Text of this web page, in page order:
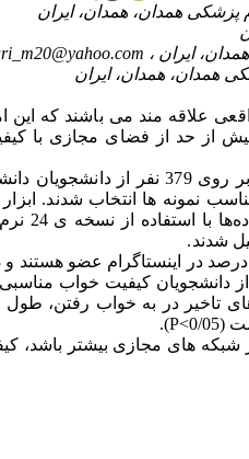
علاقه مند می باشند که این
بیش از حد از فضای مجازی با
این پژوهش یک مطالعه توصیفی- تحلیلی از نوع مقطعی
متناسب نمونه ها انتخاب شدند.
ها با استفاده از نسخه­ ی 24 نرم افزار
شدند.
شبکه های اجتماعی استفاده می کنند. طبق یافته ها 40/6 درصد از
تاخیر در به خواب رفتن،
05
P<
).
شبکه های مجازی بیشتر باشد،